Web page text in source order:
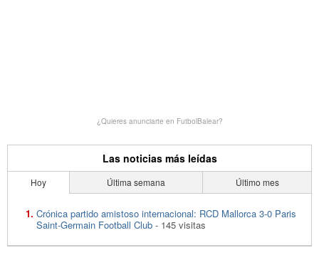
¿Quieres anunciarte en FutbolBalear?
Las noticias más leídas
Hoy Última semana Último mes
Crónica partido amistoso internacional: RCD Mallorca 3-0 Paris
Saint-Germain Football Club - 145 visitas